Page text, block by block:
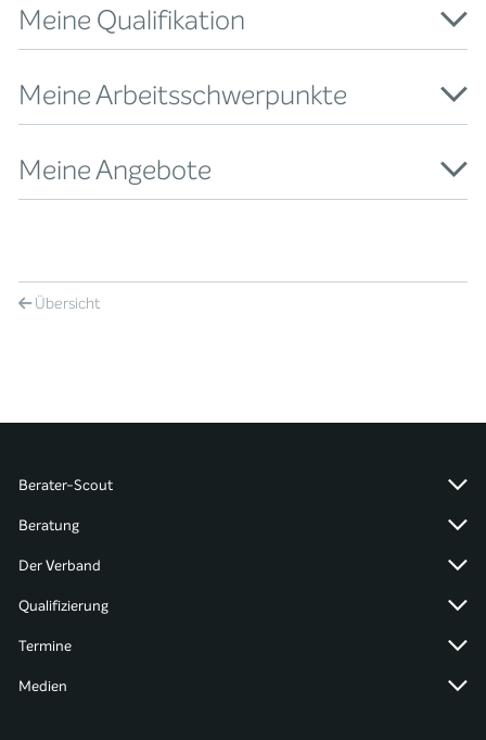
Meine Qualifikation
Meine Arbeitsschwerpunkte
Meine Angebote
Übersicht
Berater-Scout
Beratung
Der Verband
Qualifizierung
Termine
Medien